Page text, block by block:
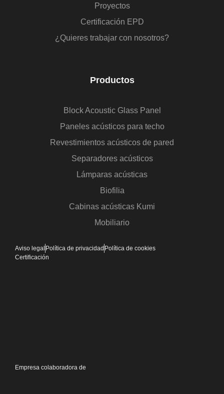
Proyectos
Certificación EPD
¿Quieres trabajar con nosotros?
Productos
Block Acoustic Glass Panel
Paneles acústicos para techo
Revestimientos acústicos de pared
Separadores acústicos
Lámparas acústicas
Biofilia
Cabinas acústicas Kumi
Mobiliario
Empresa colaboradora de
Aviso legal Política de privacidad Política de cookies
Certificación